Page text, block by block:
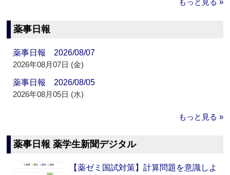
もっと見る »
薬事日報
薬事日報 2026/08/07
2026年08月07日 (金)
薬事日報 2026/08/05
2026年08月05日 (水)
もっと見る »
薬事日報 薬学生新聞デジタル
【薬ゼミ国試対策】計算問題を意識しよ